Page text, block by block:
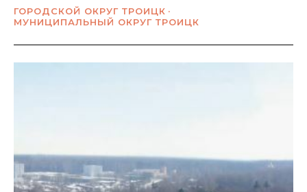
ГОРОДСКОЙ ОКРУГ ТРОИЦК
МУНИЦИПАЛЬНЫЙ ОКРУГ ТРОИЦК